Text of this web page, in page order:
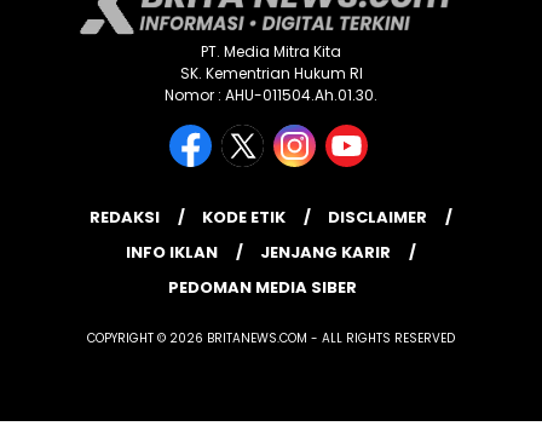
PT. Media Mitra Kita
SK. Kementrian Hukum RI
Nomor : AHU-011504.Ah.01.30.
REDAKSI KODE ETIK
DISCLAIMER
INFO IKLAN
JENJANG KARIR
PEDOMAN MEDIA SIBER
COPYRIGHT © 2026 BRITANEWS.COM - ALL RIGHTS RESERVED